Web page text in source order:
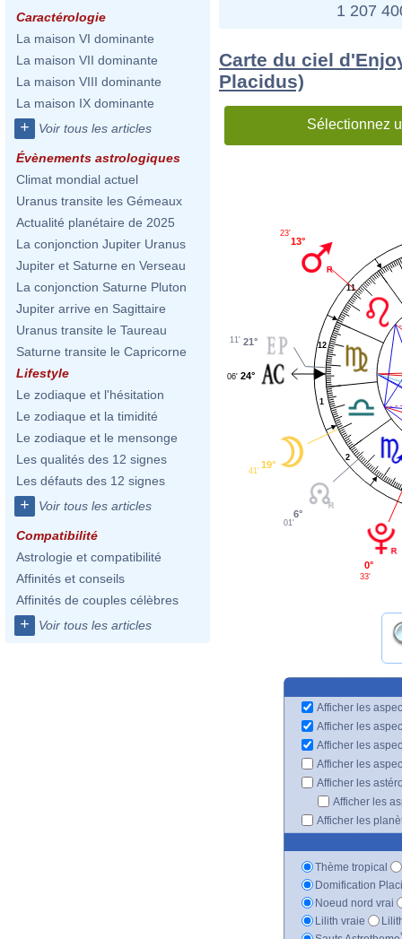
Caractérologie
La maison VI dominante
La maison VII dominante
La maison VIII dominante
La maison IX dominante
+ Voir tous les articles
Évènements astrologiques
Climat mondial actuel
Uranus transite les Gémeaux
Actualité planétaire de 2025
La conjonction Jupiter Uranus
Jupiter et Saturne en Verseau
La conjonction Saturne Pluton
Jupiter arrive en Sagittaire
Uranus transite le Taureau
Saturne transite le Capricorne
Lifestyle
Le zodiaque et l'hésitation
Le zodiaque et la timidité
Le zodiaque et le mensonge
Les qualités des 12 signes
Les défauts des 12 signes
+ Voir tous les articles
Compatibilité
Astrologie et compatibilité
Affinités et conseils
Affinités de couples célèbres
+ Voir tous les articles
1 207
Carte du ciel
Placidus)
Sélectionnez
1
2
11
12
13°
23'
21°
11'
24°
06'
19°
41'
6°
01'
0°
33'
Afficher les
Afficher les
Afficher les
Afficher les
Afficher les
Afficher les
Afficher les
Thème tropical
Domification
Noeud nord vrai
Lilith vraie